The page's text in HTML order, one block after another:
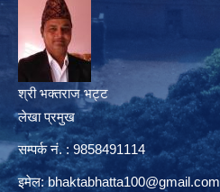
श्री भक्तराज भट्ट
लेखा प्रमुख
सम्पर्क नं. : 9858491114
इमेल:bhaktabhatta100@gmail.com